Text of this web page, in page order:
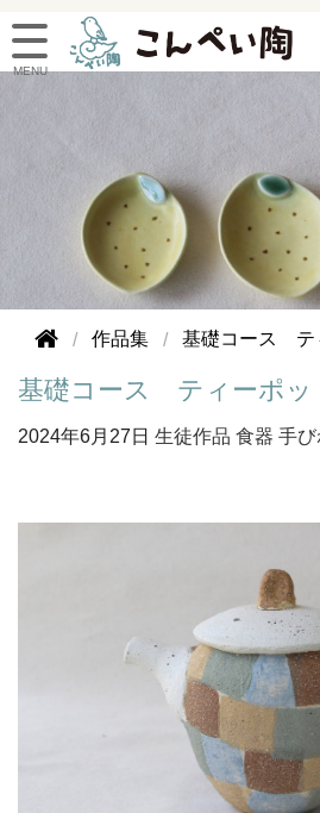
作品集 基礎コース テ
基礎コース ティーポッ
2024年6月27日 生徒作品 食器 手び